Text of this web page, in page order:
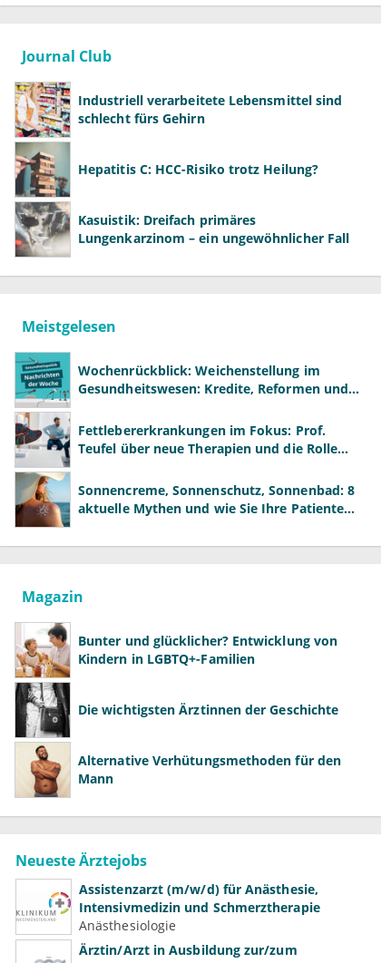
Journal Club
Industriell verarbeitete Lebensmittel sind
schlecht fürs Gehirn
Hepatitis C: HCC-Risiko trotz Heilung?
Kasuistik: Dreifach primäres
Lungenkarzinom – ein ungewöhnlicher Fall
Meistgelesen
Wochenrückblick: Weichenstellung im
Gesundheitswesen: Kredite, Reformen und
Fettlebererkrankungen im Fokus: Prof.
Teufel über neue Therapien und die Rolle
Sonnencreme, Sonnenschutz, Sonnenbad: 8
aktuelle Mythen und wie Sie Ihre Patienten
Magazin
Bunter und glücklicher? Entwicklung von
Kindern in LGBTQ+-Familien
Die wichtigsten Ärztinnen der Geschichte
Alternative Verhütungsmethoden für den
Mann
Neueste Ärztejobs
Assistenzarzt (m/w/d) für Anästhesie,
Intensivmedizin und Schmerztherapie
Anästhesiologie
Ärztin/Arzt in Ausbildung zur/zum